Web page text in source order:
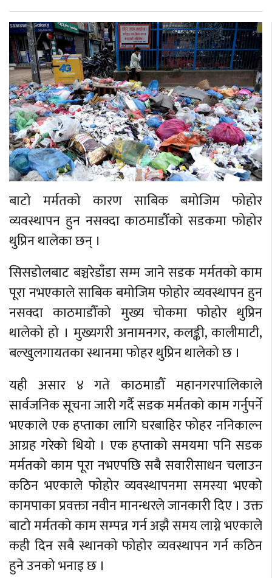
अन्य
बाटो मर्मतको कारण साबिक बमोजिम फोहोर
व्यवस्थापन हुन नसक्दा काठमाडौँको सडकमा फोहोर
थुप्रिन थालेका छन् ।
सिसडोलबाट बञ्चरेडाँडा सम्म जाने सडक मर्मतको काम
पूरा नभएकाले साबिक बमोजिम फोहोर व्यवस्थापन हुन
नसक्दा काठमाडौँको मुख्य चोकमा फोहोर थुप्रिन
थालेको हो । मुख्यगरी अनामनगर, कलङ्की, कालीमाटी,
बल्खुलगायतका स्थानमा फोहर थुप्रिन थालेको छ ।
यही असार ४ गते काठमाडौँ महानगरपालिकाले
सार्वजनिक सूचना जारी गर्दै सडक मर्मतको काम गर्नुपर्ने
भएकाले एक हप्ताका लागि घरबाहिर फोहर ननिकाल्न
आग्रह गरेको थियो । एक हप्ताको समयमा पनि सडक
मर्मतको काम पूरा नभएपछि सबै सवारीसाधन चलाउन
कठिन भएकाले फोहोर व्यवस्थापनमा समस्या भएको
कामपाका प्रवक्ता नवीन मानन्धरले जानकारी दिए । उक्त
बाटो मर्मतको काम सम्पन्न गर्न अझै समय लाग्ने भएकाले
कही दिन सबै स्थानको फोहोर व्यवस्थापन गर्न कठिन
हुने उनको भनाइ छ ।